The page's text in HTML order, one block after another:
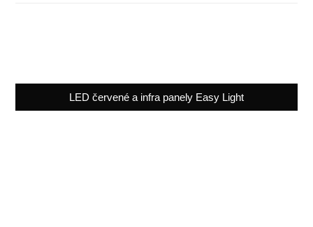
LED červené a infra panely Easy Light